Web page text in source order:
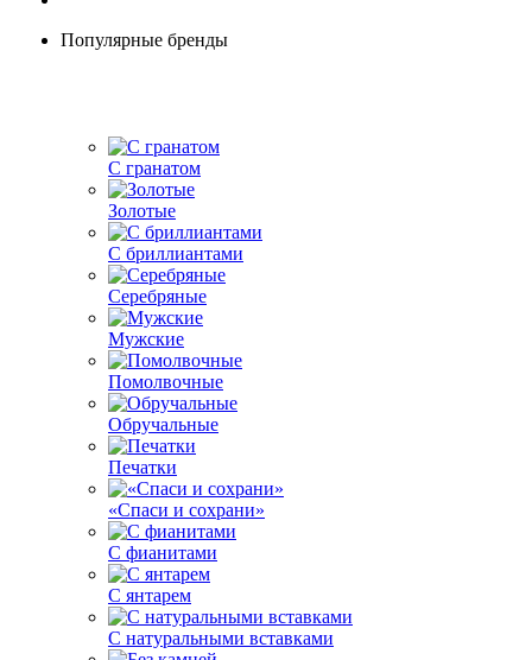
Популярные бренды
С гранатом
Золотые
С бриллиантами
Серебряные
Мужские
Помолвочные
Обручальные
Печатки
«Спаси и сохрани»
С фианитами
С янтарем
С натуральными вставками